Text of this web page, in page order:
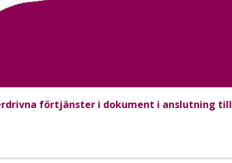
förtjänster i dokument i anslutning till